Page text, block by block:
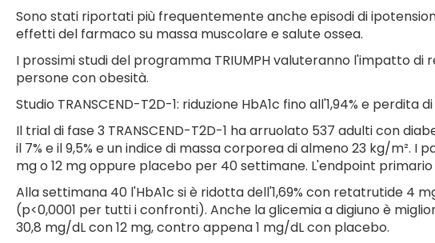
Sono stati riportati più frequentemente anche episodi di
effetti del farmaco su massa muscolare e salute ossea.
I prossimi studi del programma TRIUMPH valuteranno l'impatto
persone con obesità.
Studio TRANSCEND-T2D-1: riduzione HbA1c fino all'1,94% e
Il trial di fase 3 TRANSCEND-T2D-1 ha arruolato 537 adulti con
il 7% e il 9,5% e un indice di massa corporea di almeno 23 kg/
mg o 12 mg oppure placebo per 40 settimane. L'endpoint
Alla settimana 40 l'HbA1c si è ridotta dell'1,69% con retatrutide 4
(p<0,0001 per tutti i confronti). Anche la glicemia a digiuno è
30,8 mg/dL con 12 mg, contro appena 1 mg/dL con placebo.